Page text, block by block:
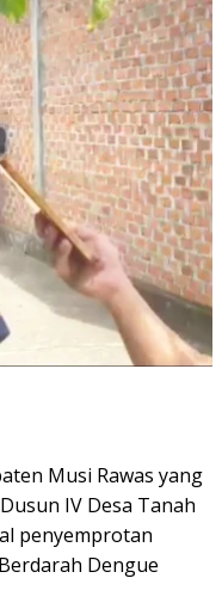
Musi Rawas yang
IV Desa Tanah
penyemprotan
Dengue